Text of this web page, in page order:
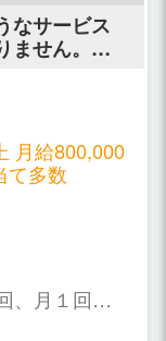
なサービス
ません。苦
月給800,000
て多数
、月１回、